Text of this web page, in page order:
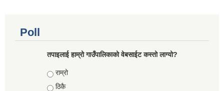
Poll
तपाइलाई हाम्रो गाउँपालिकाको वेबसाईट कस्तो लाग्यो?
Choices
राम्रो
ठिकै